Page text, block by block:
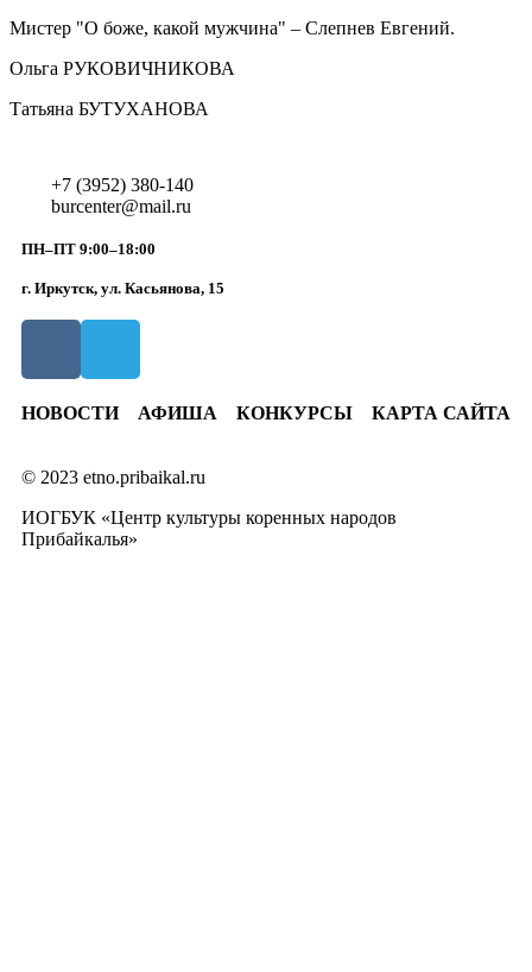
Мистер "О боже, какой мужчина" – Слепнев Евгений.
Ольга РУКОВИЧНИКОВА
Татьяна БУТУХАНОВА
+7 (3952) 380-140
burcenter@mail.ru
ПН–ПТ 9:00–18:00
г. Иркутск, ул. Касьянова, 15
НОВОСТИ АФИША КОНКУРСЫ КАРТА САЙТА
© 2023 etno.pribaikal.ru
ИОГБУК «Центр культуры коренных народов
Прибайкалья»